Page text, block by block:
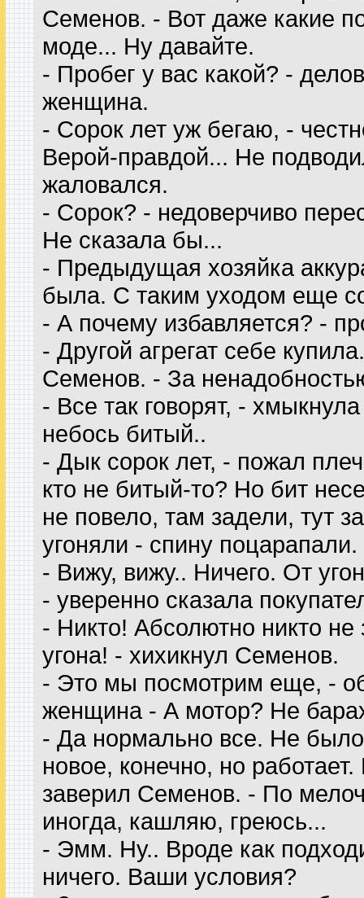
Семенов. - Вот даже какие
моде... Ну давайте.
- Пробег у вас какой? -
женщина.
- Сорок лет уж бегаю, -
Верой-правдой... Не
жаловался.
- Сорок? - недоверчиво
Не сказала бы...
- Предыдущая хозяйка
была. С таким уходом еще
- А почему избавляется? -
- Другой агрегат себе
Семенов. - За
- Все так говорят, -
небось битый..
- Дык сорок лет, - пожал
кто не битый-то? Но бит
не повело, там задели, тут
угоняли - спину поцарапали.
- Вижу, вижу.. Ничего. От
- уверенно сказала
- Никто! Абсолютно никто не
угона! - хихикнул Семенов.
- Это мы посмотрим еще, -
женщина - А мотор? Не
- Да нормально все. Не
новое, конечно, но
заверил Семенов. - По
иногда, кашляю, греюсь...
- Эмм. Ну.. Вроде как
ничего. Ваши условия?